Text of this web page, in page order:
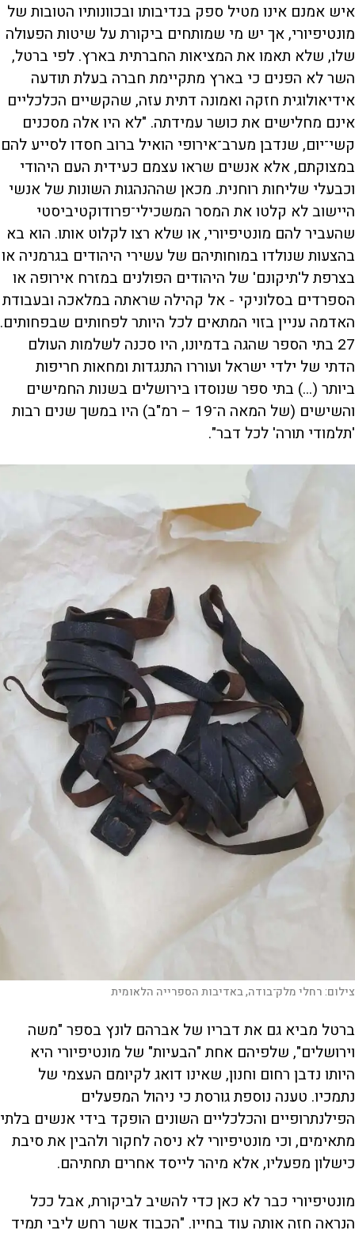
איש אמנם אינו מטיל ספק בנדיבותו ובכוונותיו הטובות של
מונטיפיורי, אך יש מי שמותחים ביקורת על שיטות הפעולה
שלו, שלא תאמו את המציאות החברתית בארץ. לפי ברטל,
השר לא הפנים כי בארץ מתקיימת חברה בעלת תודעה
אידיאולוגית חזקה ואמונה דתית עזה, שהקשיים הכלכליים
אינם מחלישים את כושר עמידתה. "לא היו אלה מסכנים
קשי־יום, שנדבן מערב־אירופי הואיל ברוב חסדו לסייע להם
במצוקתם, אלא אנשים שראו עצמם כעידית העם היהודי
וכבעלי שליחות רוחנית. מכאן שההנהגות השונות של אנשי
היישוב לא קלטו את המסר המשכילי־פרודוקטיביסטי
שהעביר להם מונטיפיורי, או שלא רצו לקלוט אותו. הוא בא
בהצעות שנולדו במוחותיהם של עשירי היהודים בגרמניה או
בצרפת ל'תיקונם' של היהודים הפולנים במזרח אירופה או
הספרדים בסלוניקי - אל קהילה שראתה במלאכה ובעבודת
האדמה עניין בזוי המתאים לכל היותר לפחותים שבפחותים.
27 בתי הספר שהגה בדמיונו, היו סכנה לשלמות העולם
הדתי של ילדי ישראל ועוררו התנגדות ומחאות חריפות
ביותר (...) בתי ספר שנוסדו בירושלים בשנות החמישים
והשישים (של המאה ה־19 – רמ"ב) היו במשך שנים רבות
'תלמודי תורה' לכל דבר".
צילום:רחלי מלק־בודה, באדיבות הספרייה הלאומית
ברטל מביא גם את דבריו של אברהם לונץ בספר "משה
וירושלים", שלפיהם אחת "הבעיות" של מונטיפיורי היא
היותו נדבן רחום וחנון, שאינו דואג לקיומם העצמי של
נתמכיו. טענה נוספת גורסת כי ניהול המפעלים
הפילנתרופיים והכלכליים השונים הופקד בידי אנשים בלתי
מתאימים, וכי מונטיפיורי לא ניסה לחקור ולהבין את סיבת
כישלון מפעליו, אלא מיהר לייסד אחרים תחתיהם.
מונטיפיורי כבר לא כאן כדי להשיב לביקורת, אבל ככל
הנראה חזה אותה עוד בחייו. "הכבוד אשר רחש ליבי תמיד